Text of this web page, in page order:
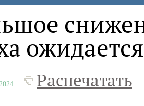
Распечатать